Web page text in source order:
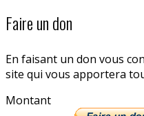
Faire un don
En faisant un don vous
site qui vous apportera
Montant